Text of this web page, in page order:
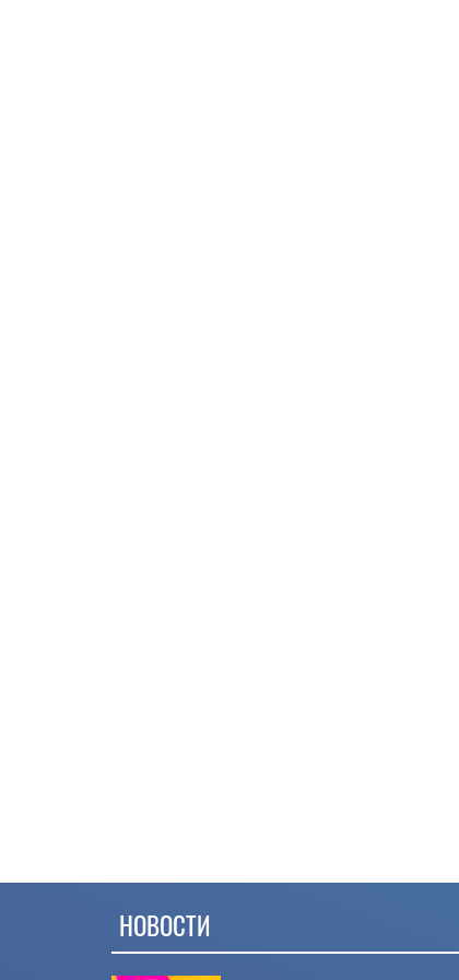
НОВОСТИ